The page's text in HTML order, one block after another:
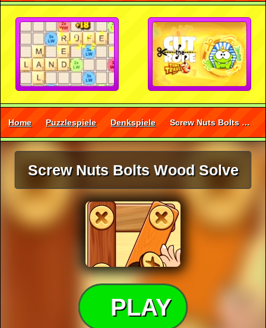
Home Puzzlespiele Denkspiele Screw Nuts Bolts Wood Solve
Screw Nuts Bolts Wood Solve
PLAY